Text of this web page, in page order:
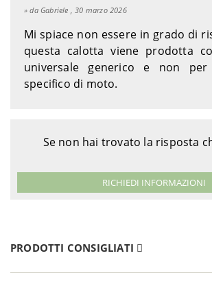
da Gabriele , 30 marzo 2026
Mi spiace non essere in grado di
questa calotta viene prodotta
universale generico e non
specifico di moto.
Se non hai trovato la risposta
RICHIEDI INFORMAZIONI
PRODOTTI CONSIGLIATI